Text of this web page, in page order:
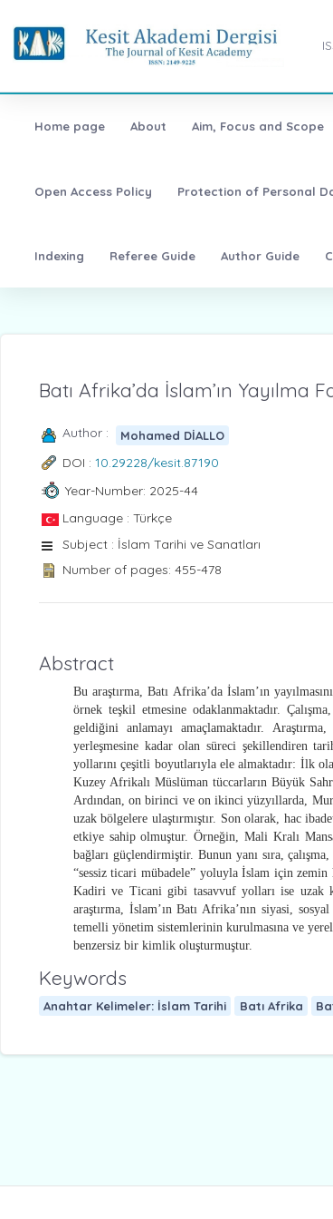
Home page About Aim, Focus and Scope
Open Access Policy Protection of Personal
Indexing Referee Guide Author Guide
Batı Afrika’da İslam’ın Yayılma
Author : Mohamed DİALLO
DOI : 10.29228/kesit.87190
Year-Number: 2025-44
Language : Türkçe
Subject : İslam Tarihi ve Sanatları
Number of pages: 455-478
Abstract
Bu araştırma, Batı Afrika’da İslam’ın
örnek teşkil etmesine odaklanmaktadır.
geldiğini anlamayı amaçlamaktadır.
yerleşmesine kadar olan süreci şekillendiren
yollarını çeşitli boyutlarıyla ele almaktadır: İlk
Kuzey Afrikalı Müslüman tüccarların Büyük
Ardından, on birinci ve on ikinci yüzyıllarda,
uzak bölgelere ulaştırmıştır. Son olarak, hac
etkiye sahip olmuştur. Örneğin, Mali Kralı
bağları güçlendirmiştir. Bunun yanı sıra,
“sessiz ticari mübadele” yoluyla İslam için zemin
Kadiri ve Ticani gibi tasavvuf yolları ise uzak
araştırma, İslam’ın Batı Afrika’nın siyasi,
temelli yönetim sistemlerinin kurulmasına ve
benzersiz bir kimlik oluşturmuştur.
Keywords
Anahtar Kelimeler: İslam Tarihi Batı Afrika